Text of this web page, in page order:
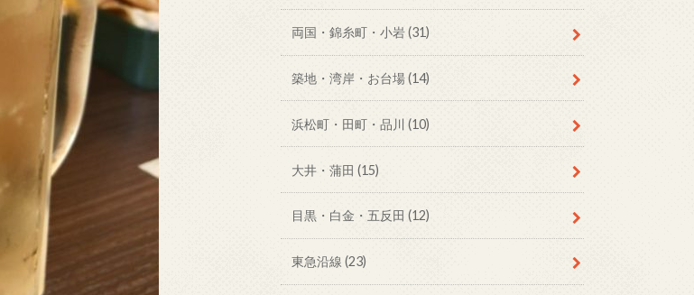
両国・錦糸町・小岩(31)
築地・湾岸・お台場(14)
浜松町・田町・品川 (10)
大井・蒲田 (15)
目黒・白金・五反田 (12)
東急沿線 (23)